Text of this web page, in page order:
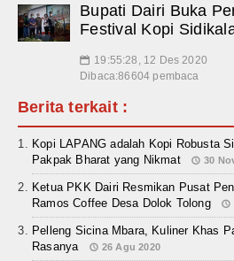
Bupati Dairi Buka
Festival Kopi
📅 19:55:28, 12 Des 2020
Dibaca:86604 pembaca
Berita terkait :
Kopi LAPANG adalah Kopi Robusta
Pakpak Bharat yang Nikmat
30
Ketua PKK Dairi Resmikan Pusat
Ramos Coffee Desa Dolok Tolong
Pelleng Sicina Mbara, Kuliner Khas
Rasanya
26 Agu 2020